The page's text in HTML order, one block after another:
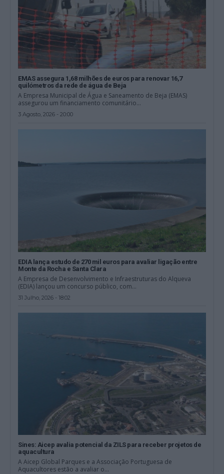
EMAS assegura 1,68 milhões de euros para renovar 16,7
quilómetros da rede de água de Beja
A Empresa Municipal de Água e Saneamento de Beja (EMAS)
assegurou um financiamento comunitário...
3 Agosto, 2026 - 20:00
EDIA lança estudo de 270 mil euros para avaliar ligação entre
Monte da Rocha e Santa Clara
A Empresa de Desenvolvimento e Infraestruturas do Alqueva
(EDIA) lançou um concurso público, com...
31 Julho, 2026 - 18:02
Sines: Aicep avalia potencial da ZILS para receber projetos de
aquacultura
A Aicep Global Parques e a Associação Portuguesa de
Aquacultores estão a avaliar o...